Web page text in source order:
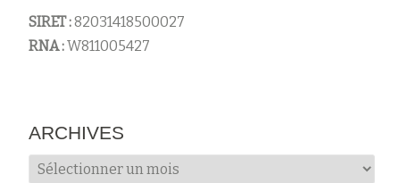
SIRET :82031418500027
RNA :W811005427
ARCHIVES
Archives